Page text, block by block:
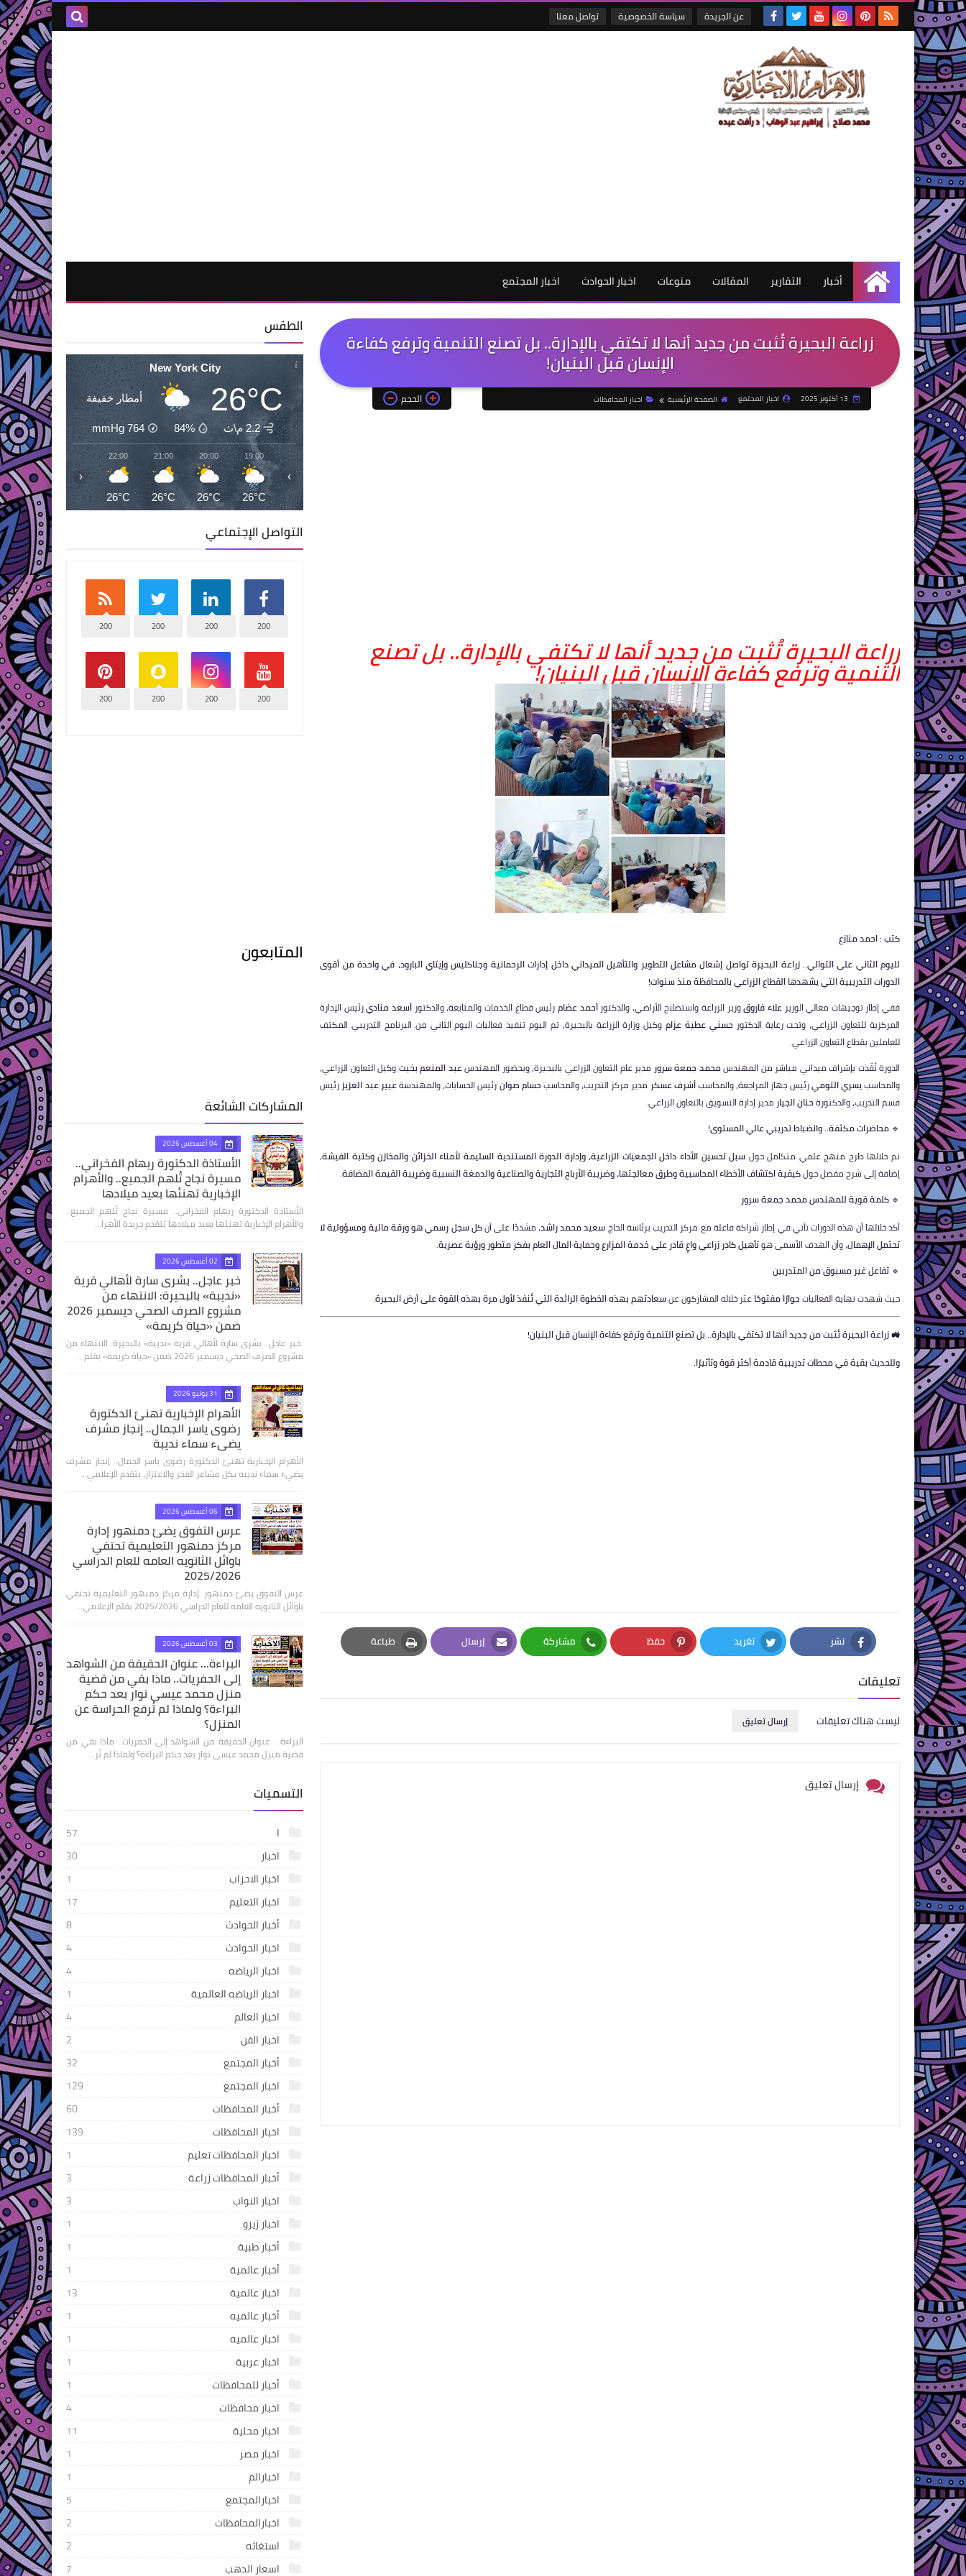
عن الجريدة سياسة الخصوصية تواصل معنا
الرئيسية
أخبار التقارير المقالات منوعات اخبار الحوادث اخبار المجتمع
زراعة البحيرة تُثبت من جديد أنها لا تكتفي بالإدارة.. بل تصنع التنمية وترفع كفاءة
الإنسان قبل البنيان!
اخبار المجتمع الصفحة الرئيسية اخبار المحافظات الحجم
زراعة البحيرة تُثبت من جديد أنها لا تكتفي بالإدارة.. بل تصنع
التنمية وترفع كفاءة الإنسان قبل البنيان!
كتب : احمد منازع
لليوم الثاني على التوالي.. زراعة البحيرة تواصل إشعال مشاعل التطوير والتأهيل الميداني داخل إدارات الرحمانية وجناكليس وإيتاي البارود، في واحدة من أقوى
الدورات التدريبية التي يشهدها القطاع الزراعي بالمحافظة منذ سنوات!
ففي إطار توجيهات معالي الوزيرعلاء فاروقوزير الزراعة واستصلاح الأراضي، والدكتورأحمد عضامرئيس قطاع الخدمات والمتابعة، والدكتور أسعد مناديرئيس الإدارة
المركزية للتعاون الزراعي، وتحت رعاية الدكتور حسني عطية عزاموكيل وزارة الزراعة بالبحيرة، تم اليوم تنفيذ فعاليات اليوم الثاني من البرنامج التدريبي المكثف
للعاملين بقطاع التعاون الزراعي.
الدورة نُفّذت بإشراف ميداني مباشر من المهندسمحمد جمعة سرور مدير عام التعاون الزراعي بالبحيرة، وبحضور المهندسعبد المنعم بخيتوكيل التعاون الزراعي،
والمحاسبيسري التوميرئيس جهاز المراجعة، والمحاسبأشرف عسكر مدير مركز التدريب، والمحاسبحسام صوانرئيس الحسابات، والمهندسةعبير عبد العزيزرئيس
قسم التدريب، والدكتورةحنان الجيار مدير إدارة التسويق بالتعاون الزراعي.
🔹 محاضرات مكثفة.. وانضباط تدريبي عالي المستوى!
تم خلالها طرح منهج علمي متكامل حول سبل تحسين الأداء داخل الجمعيات الزراعية، وإدارة الدورة المستندية السليمة لأمناء الخزائن والمخازن وكتبة الفيشة،
إضافة إلى شرح مفصل حولكيفية اكتشاف الأخطاء المحاسبية وطرق معالجتها، وضريبة الأرباح التجارية والصناعية والدمغة النسبية وضريبة القيمة المضافة.
🔹 كلمة قوية للمهندس محمد جمعة سرور
أكد خلالها أن هذه الدورات تأتي في إطار شراكة فاعلة مع مركز التدريب برئاسة الحاجسعيد محمد راشد، مشددًا على أنكل سجل رسمي هو ورقة مالية ومسؤولية لا
تحتمل الإهمال، وأن الهدف الأسمى هوتأهيل كادر زراعي واعٍ قادر على خدمة المزارع وحماية المال العام بفكر متطور ورؤية عصرية.
🔹 تفاعل غير مسبوق من المتدربين
حيث شهدت نهاية الفعالياتحوارًا مفتوحًاعبّر خلاله المشاركون عنسعادتهم بهذه الخطوة الرائدة التي تُنفذ لأول مرة بهذه القوة على أرض البحيرة.
🚜 زراعة البحيرة تُثبت من جديد أنها لا تكتفي بالإدارة.. بل تصنع التنمية وترفع كفاءة الإنسان قبل البنيان!
وللحديث بقية في محطات تدريبية قادمة أكثر قوة وتأثيرًا.
نشر
Facebook
تغريد
Twitter
حفظ
Pinterest
مشاركة
Whatsapp
إرسال
Email
طباعة
Print
تعليقات
ليست هناك تعليقات إرسال تعليق
إرسال تعليق
الطقس
New York City
26°C أمطار خفيفة
2.2 م\ث 84%
764
mmHg
19:00
26°C
20:00
26°C
21:00
26°C
22:00
26°C
23:00
26°C
00:00
25°C
‹ ›
التواصل الإجتماعي
200
200
200
200
200
200
200
200
المتابعون
المشاركات الشائعة
04 أغسطس 2026
الأستاذة الدكتورة ريهام الفخراني..
مسيرة نجاح تُلهم الجميع.. والأهرام
الإخبارية تهنئها بعيد ميلادها
الأستاذة الدكتورة ريهام الفخراني.. مسيرة نجاح تُلهم الجميع..
والأهرام الإخبارية تهنئها بعيد ميلادها تتقدم جريدة الأهرا…
02 أغسطس 2026
خبر عاجل.. بشرى سارة لأهالي قرية
«نديبة» بالبحيرة: الانتهاء من
مشروع الصرف الصحي ديسمبر 2026
ضمن «حياة كريمة»
​ خبر عاجل.. بشرى سارة لأهالي قرية «نديبة» بالبحيرة: الانتهاء من
مشروع الصرف الصحي ديسمبر 2026 ضمن «حياة كريمة» بقلم…
31 يوليو 2026
الأهرام الإخبارية تهنئ الدكتورة
رضوى ياسر الجمال.. إنجاز مشرف
يضيء سماء نديبة
الأهرام الإخبارية تهنئ الدكتورة رضوى ياسر الجمال.. إنجاز مشرف
يضيء سماء نديبه بكل مشاعر الفخر والاعتزاز، يتقدم الإعلامي…
06 أغسطس 2026
عرس التفوق يضئ دمنهور إدارة
مركز دمنهور التعليمية تحتفي
باوائل الثانويه العامه للعام الدراسي
2025/2026
عرس التفوق يضئ دمنهور إدارة مركز دمنهور التعليمية تحتفي
باوائل الثانويه العامه للعام الدراسي 2025/2026 بقلم الإعلامي…
03 أغسطس 2026
البراءة... عنوان الحقيقة من الشواهد
إلى الحفريات.. ماذا بقي من قضية
منزل محمد عيسى نوار بعد حكم
البراءة؟ ولماذا لم تُرفع الحراسة عن
المنزل؟
البراءة... عنوان الحقيقة من الشواهد إلى الحفريات.. ماذا بقي من
قضية منزل محمد عيسى نوار بعد حكم البراءة؟ ولماذا لم تُر…
التسميات
ا
57
اخبار
30
اخبار الاحزاب
1
اخبار التعليم
17
أخبار الحوادث
8
اخبار الحوادث
4
اخبار الرياضه
4
اخبار الرياضه العالمية
1
اخبار العالم
4
اخبار الفن
2
أخبار المجتمع
32
اخبار المجتمع
129
أخبار المحافظات
60
اخبار المحافظات
139
اخبار المحافظات تعليم
1
أخبار المحافظات زراعة
3
اخبار النواب
3
اخبار زيزو
1
أخبار طبية
1
أخبار عالمية
1
اخبار عالمية
13
أخبار عالميه
1
اخبار عالميه
1
اخبار عربية
1
أخبار للمحافظات
1
اخبار محافظات
4
اخبار محلية
11
اخبار مصر
1
اخبارالم
1
اخبارالمجتمع
5
اخبارالمحافظات
2
استغاثه
2
اسعار الدهب
7